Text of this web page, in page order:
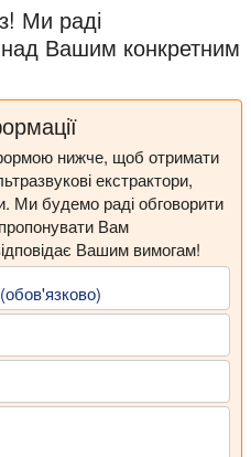
Ми раді
Вашим конкретним
нижче, щоб отримати
екстрактори,
Ми будемо раді обговорити
Вам
Вашим вимогам!